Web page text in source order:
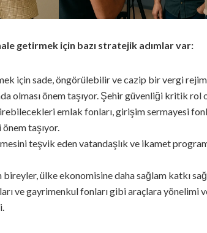
getirmek için bazı stratejik adımlar var:
için sade, öngörülebilir ve cazip bir vergi
olması önem taşıyor. Şehir güvenliği kritik rol
emlak fonları, girişim sermayesi
taşıyor.
teşvik eden vatandaşlık ve ikamet
bireyler, ülke ekonomisine daha sağlam katkı
ve gayrimenkul fonları gibi araçlara yönelimi